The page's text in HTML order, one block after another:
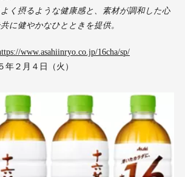
く摂るような健康感と、素材が調和した心
に健やかなひとときを提供。
www.asahiinryo.co.jp/16cha/sp/
年２月４日（火）